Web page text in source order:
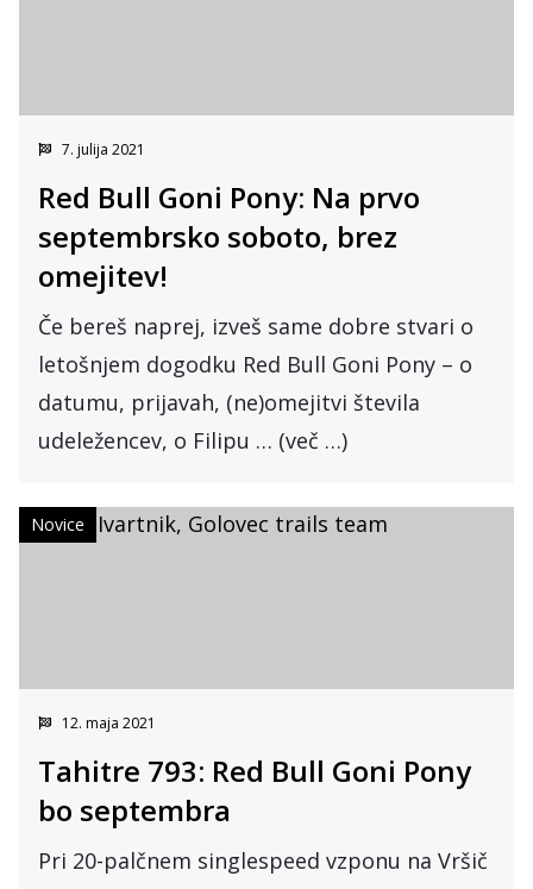
7. julija 2021
Red Bull Goni Pony: Na prvo
septembrsko soboto, brez
omejitev!
Če bereš naprej, izveš same dobre stvari o
letošnjem dogodku Red Bull Goni Pony – o
datumu, prijavah, (ne)omejitvi števila
udeležencev, o Filipu … (več …)
12. maja 2021
Tahitre 793: Red Bull Goni Pony
bo septembra
Pri 20-palčnem singlespeed vzponu na Vršič
Novice